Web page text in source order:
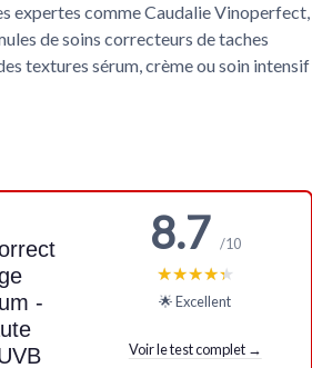
expertes comme Caudalie Vinoperfect,
de soins correcteurs de taches
textures sérum, crème ou soin intensif
-
8.7 /10
★★★★★
★★★★★
🌟 Excellent
Voir le test complet →